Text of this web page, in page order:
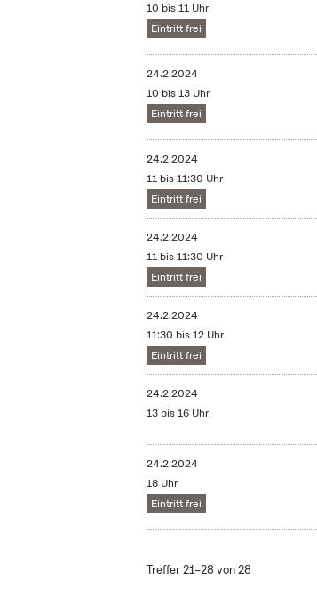
10 bis 11 Uhr
Eintritt frei
24.2.2024
10 bis 13 Uhr
Eintritt frei
24.2.2024
11 bis 11:30 Uhr
Eintritt frei
24.2.2024
11 bis 11:30 Uhr
Eintritt frei
24.2.2024
11:30 bis 12 Uhr
Eintritt frei
24.2.2024
13 bis 16 Uhr
24.2.2024
18 Uhr
Eintritt frei
Treffer 21–28 von 28